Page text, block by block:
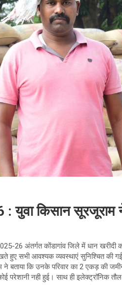
: युवा किसान
26 अंतर्गत कोंडागांव जिले में धान खरीदी
हुए सभी आवश्यक व्यवस्थाएं सुनिश्चित की
ने बताया कि उनके परिवार का 2 एकड़
परेशानी नही हुई। साथ ही इलेक्ट्रॉनिक